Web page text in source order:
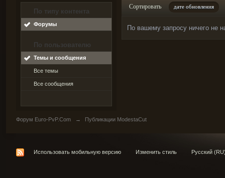
По типу контента
Форумы
По пользователю
Темы и сообщения
Все темы
Все сообщения
Сортировать дате обновления
По вашему запросу ничего не
Форум Euro-PvP.Com → Публикации ModestaCut
Использовать мобильную версию Изменить стиль Русский